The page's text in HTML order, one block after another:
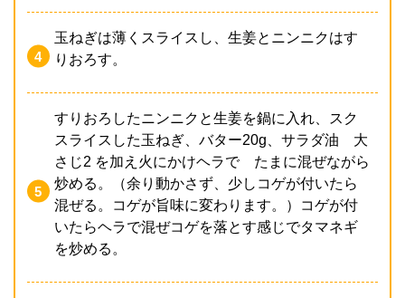
玉ねぎは薄くスライスし、生姜とニンニクはす
りおろす。
すりおろしたニンニクと生姜を鍋に入れ、スク
スライスした玉ねぎ、バター20g、サラダ油 大
さじ2 を加え火にかけヘラで たまに混ぜながら
炒める。（余り動かさず、少しコゲが付いたら
混ぜる。コゲが旨味に変わります。）コゲが付
いたらヘラで混ぜコゲを落とす感じでタマネギ
を炒める。